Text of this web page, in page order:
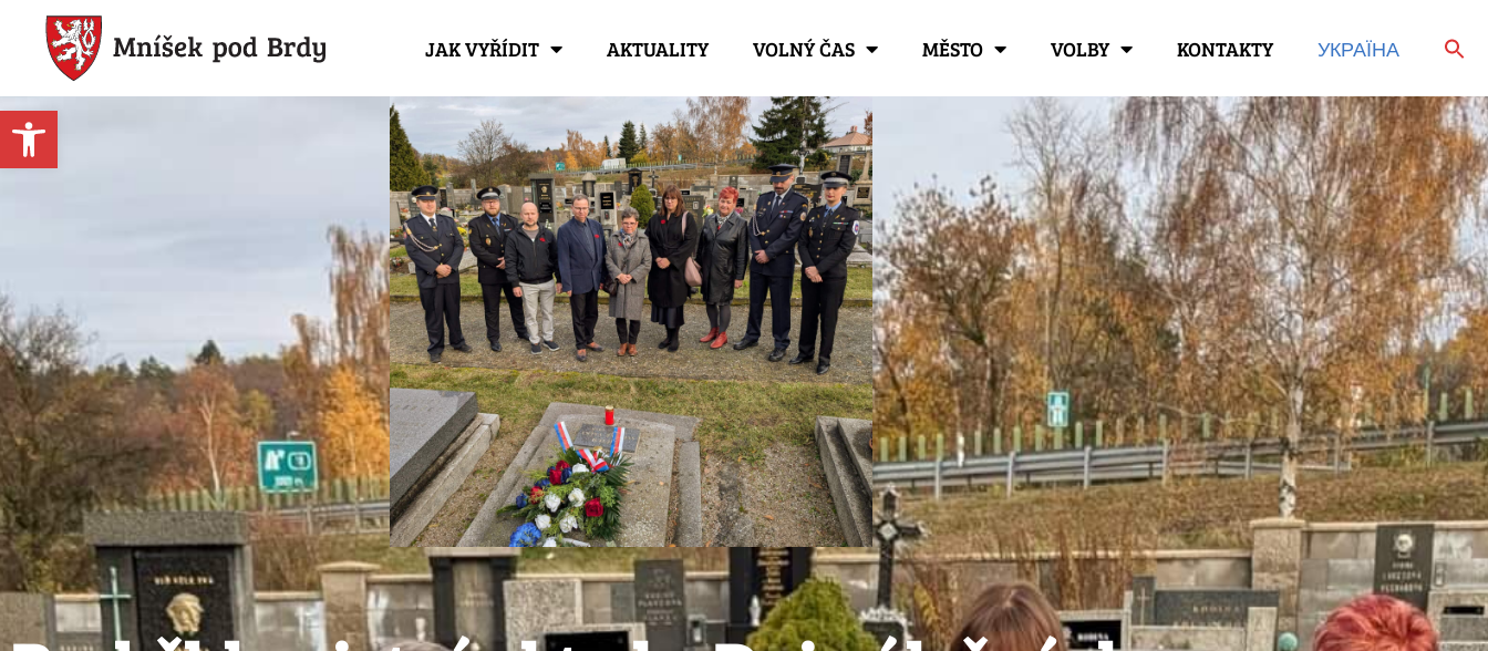
Open toolbar
JAK VYŘÍDIT AKTUALITY VOLNÝ ČAS MĚSTO VOLBY KONTAKTY УКРАЇНА